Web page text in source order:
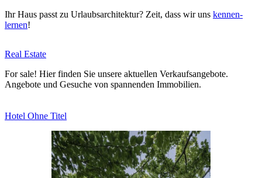
Ihr Haus passt zu Urlaubs­ar­chi­tektur? Zeit, dass wir uns ken­nen­
lernen!
Real Estate
For sale! Hier finden Sie unsere aktu­ellen Ver­kaufs­an­gebote.
Angebote und Gesuche von span­nenden Immo­bilien.
Hotel Ohne Titel